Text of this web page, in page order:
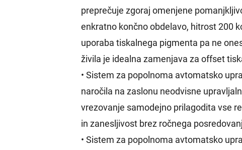
preprečuje zgoraj omenjene
enkratno končno obdelavo, hitrost 200
uporaba tiskalnega pigmenta pa ne
živila je idealna zamenjava za offset
• Sistem za popolnoma avtomatsko
naročila na zaslonu neodvisne
vrezovanje samodejno prilagodita vse
in zanesljivost brez ročnega
• Sistem za popolnoma avtomatsko